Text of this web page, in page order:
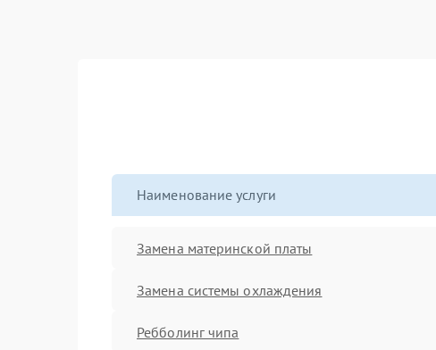
Наименование услуги
Замена материнской платы
Замена системы охлаждения
Ребболинг чипа